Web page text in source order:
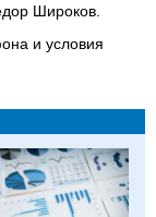
Широков.
и условия